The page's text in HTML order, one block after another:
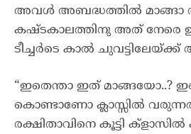
അവൾ അബദ്ധത്തിൽ മാങ്ങാ
കഷ്ടകാലത്തിനു അത് നേരെ
ടീച്ചർടെ കാൽ
“ഇതെന്താ ഇത് മാങ്ങയോ..?
കൊണ്ടാണോ ക്ലാസ്സിൽ
രക്ഷിതാവിനെ കൂട്ടി